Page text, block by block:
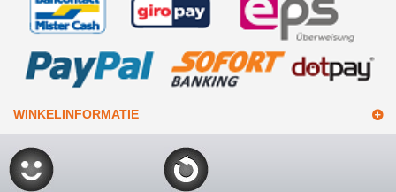
WINKELINFORMATIE